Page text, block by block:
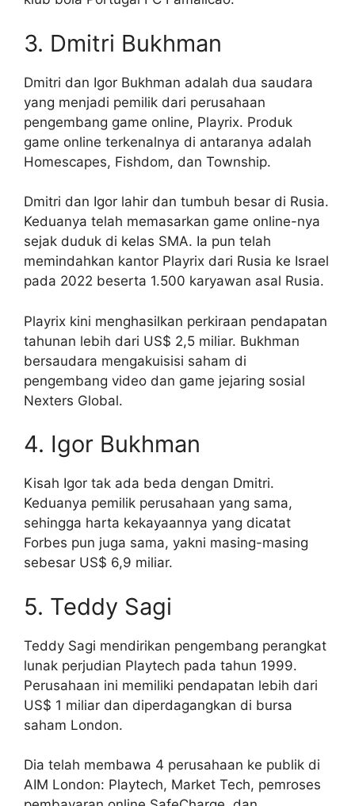
3. Dmitri Bukhman
Dmitri dan Igor Bukhman adalah dua saudara
yang menjadi pemilik dari perusahaan
pengembang game online, Playrix. Produk
game online terkenalnya di antaranya adalah
Homescapes, Fishdom, dan Township.
Dmitri dan Igor lahir dan tumbuh besar di Rusia.
Keduanya telah memasarkan game online-nya
sejak duduk di kelas SMA. Ia pun telah
memindahkan kantor Playrix dari Rusia ke Israel
pada 2022 beserta 1.500 karyawan asal Rusia.
Playrix kini menghasilkan perkiraan pendapatan
tahunan lebih dari US$ 2,5 miliar. Bukhman
bersaudara mengakuisisi saham di
pengembang video dan game jejaring sosial
Nexters Global.
4. Igor Bukhman
Kisah Igor tak ada beda dengan Dmitri.
Keduanya pemilik perusahaan yang sama,
sehingga harta kekayaannya yang dicatat
Forbes pun juga sama, yakni masing-masing
sebesar US$ 6,9 miliar.
5. Teddy Sagi
Teddy Sagi mendirikan pengembang perangkat
lunak perjudian Playtech pada tahun 1999.
Perusahaan ini memiliki pendapatan lebih dari
US$ 1 miliar dan diperdagangkan di bursa
saham London.
Dia telah membawa 4 perusahaan ke publik di
AIM London: Playtech, Market Tech, pemroses